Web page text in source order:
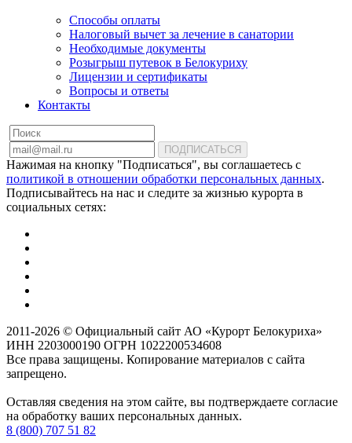
Способы оплаты
Налоговый вычет за лечение в санатории
Необходимые документы
Розыгрыш путевок в Белокуриху
Лицензии и сертификаты
Вопросы и ответы
Контакты
ПОДПИСАТЬСЯ
Нажимая на кнопку "Подписаться", вы соглашаетесь с
политикой в отношении обработки персональных данных.
Подписывайтесь на нас и следите за жизнью курорта в
социальных сетях:
2011-2026 © Официальный сайт АО «Курорт Белокуриха»
ИНН 2203000190 ОГРН 1022200534608
Все права защищены. Копирование материалов с сайта
запрещено.
Оставляя сведения на этом сайте, вы подтверждаете согласие
на обработку ваших персональных данных.
8 (800) 707 51 82